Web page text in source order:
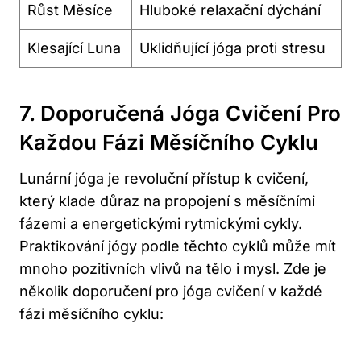
Růst Měsíce Hluboké relaxační dýchání
Klesající Luna Uklidňující jóga proti ⁢stresu
7. Doporučená Jóga Cvičení Pro
Každou‌ Fázi Měsíčního ⁢cyklu
Lunární jóga je revoluční přístup k cvičení,
který klade důraz‌ na ‍propojení⁣ s měsíčními
fázemi a energetickými rytmickými cykly.
Praktikování‍ jógy podle těchto cyklů může⁢ mít
mnoho pozitivních‌ vlivů na⁤ tělo i mysl. Zde je
několik ​doporučení pro⁣ jóga cvičení v každé
fázi ‌měsíčního cyklu: